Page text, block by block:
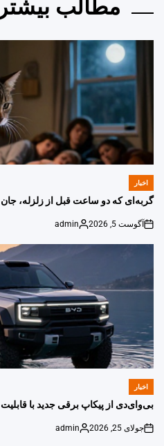
مطالب بیشتر
POSTED
IN
اخبار
گربه‌ای که دو ساعت قبل از زلزله، جان
on
آگوست 5, 2026
Posted
admin
POSTED
اخبار
بی‌وای‌دی از پیکاپ برقی جدید با
on
جولای 25, 2026
Posted
admin